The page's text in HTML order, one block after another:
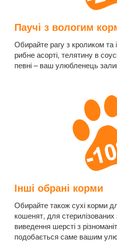
Паучі з вологим
Обирайте рагу з кроликом та
рибне асорті, телятину в
певні – ваш улюбленець
Інші обрані корми
Обирайте також сухі корми
кошенят, для
виведення шерсті з
подобається саме вашим